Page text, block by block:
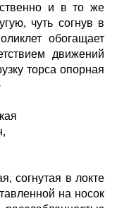
и в то же
чуть согнув в
обогащает
движений
торса опорная
согнутая в локте
на носок